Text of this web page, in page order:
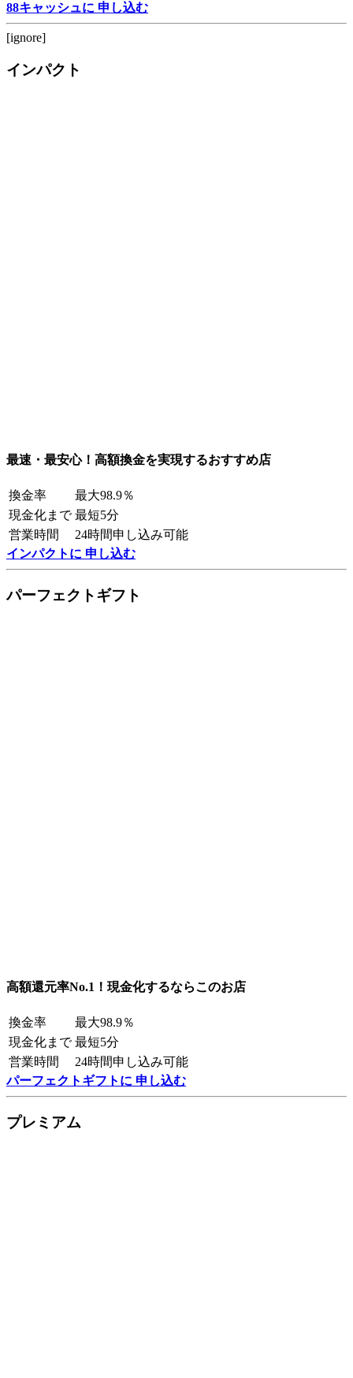
88キャッシュに 申し込む
[ignore]
インパクト
最速・最安心！高額換金を実現するおすすめ店
換金率
最大98.9％
現金化まで 最短5分
営業時間
24時間申し込み可能
インパクトに 申し込む
パーフェクトギフト
高額還元率No.1！現金化するならこのお店
換金率
最大98.9％
現金化まで 最短5分
営業時間
24時間申し込み可能
パーフェクトギフトに 申し込む
プレミアム